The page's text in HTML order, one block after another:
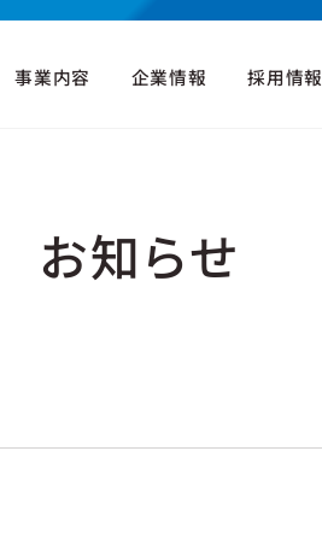
事業内容 企業情報 採用情報
お知らせ